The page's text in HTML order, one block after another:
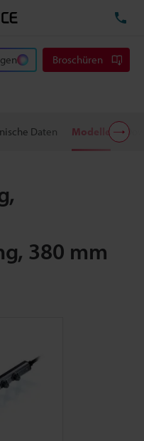
Broschüren
Daten Modelle
380 mm